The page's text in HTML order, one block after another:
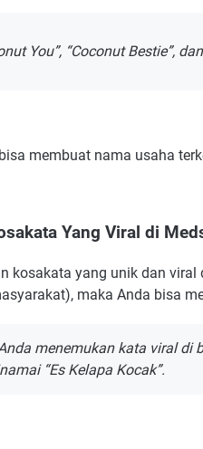
You”, “Coconut Bestie”,
membuat nama usaha
Yang Viral di
kosakata yang unik dan
maka Anda bisa
menemukan kata viral di
“Es Kelapa Kocak”.